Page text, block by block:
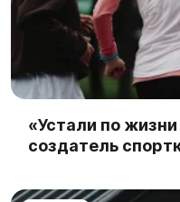
«Устали по
создатель